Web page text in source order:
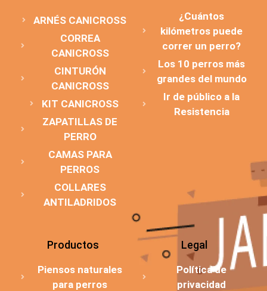
ARNÉS CANICROSS
CORREA
CANICROSS
CINTURÓN
CANICROSS
KIT CANICROSS
ZAPATILLAS DE
PERRO
CAMAS PARA
PERROS
COLLARES
ANTILADRIDOS
¿Cuántos
kilómetros puede
correr un perro?
Los 10 perros más
grandes del mundo
Ir de público a la
Resistencia
Productos
Piensos naturales
para perros
Legal
Política de
privacidad